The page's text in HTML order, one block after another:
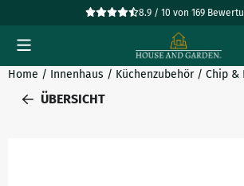
Cookie-Einstellungen verfügbar.
8.9 / 10 von169
Home / Innenhaus / Küchenzubehör / Chip &
ÜBERSICHT